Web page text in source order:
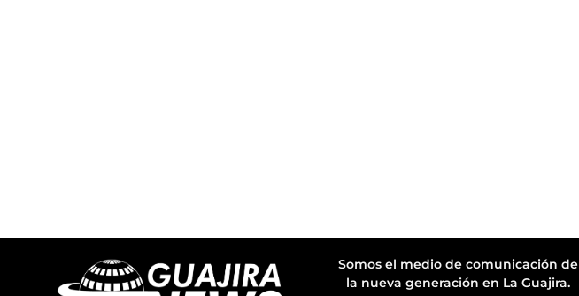
Somos el medio de comunicación de
la nueva generación en La Guajira.